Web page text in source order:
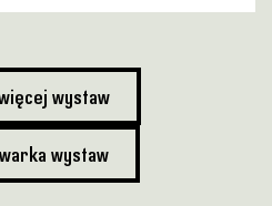
wystaw
wystaw